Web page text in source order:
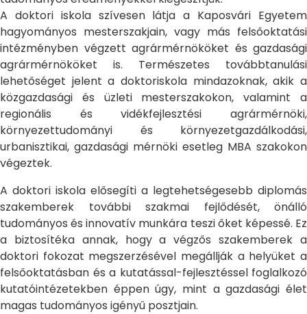
A doktori iskola szívesen látja a Kaposvári Egyetem
hagyományos mesterszakjain, vagy más felsőoktatási
intézményben végzett agrármérnököket és gazdasági
agrármérnököket is. Természetes továbbtanulási
lehetőséget jelent a doktoriskola mindazoknak, akik a
közgazdasági és üzleti mesterszakokon, valamint a
regionális és vidékfejlesztési agrármérnöki,
környezettudományi és környezetgazdálkodási,
urbanisztikai, gazdasági mérnöki esetleg MBA szakokon
végeztek.
A doktori iskola elősegíti a legtehetségesebb diplomás
szakemberek további szakmai fejlődését, önálló
tudományos és innovatív munkára teszi őket képessé. Ez
a biztosítéka annak, hogy a végzős szakemberek a
doktori fokozat megszerzésével megállják a helyüket a
felsőoktatásban és a kutatással-fejlesztéssel foglalkozó
kutatóintézetekben éppen úgy, mint a gazdasági élet
magas tudományos igényű posztjain.